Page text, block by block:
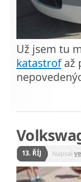
Už jsem tu
katastrofaž
13. ŘÍJ Napsal